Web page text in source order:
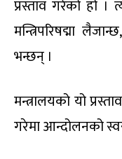
प्रस्ताव गरेको हो ।
मन्त्रिपरिषद्मा
भन्छन् ।
मन्त्रालयको यो
गरेमा आन्दोलनको